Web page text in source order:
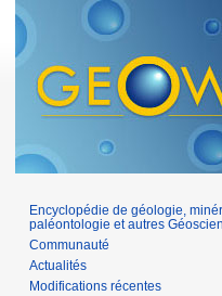
Encyclopédie de géologie,
paléontologie et autres
Communauté
Actualités
Modifications récentes